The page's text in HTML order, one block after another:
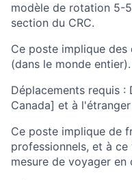
modèle de rotation 5-
section du CRC.
Ce poste implique
(dans le monde entier).
Déplacements requis :
Canada] et à l'étranger
Ce poste implique de
professionnels, et à
mesure de voyager en